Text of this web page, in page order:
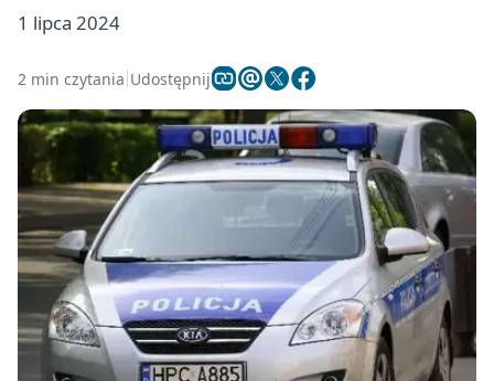
1 lipca 2024
2 min czytania Udostępnij